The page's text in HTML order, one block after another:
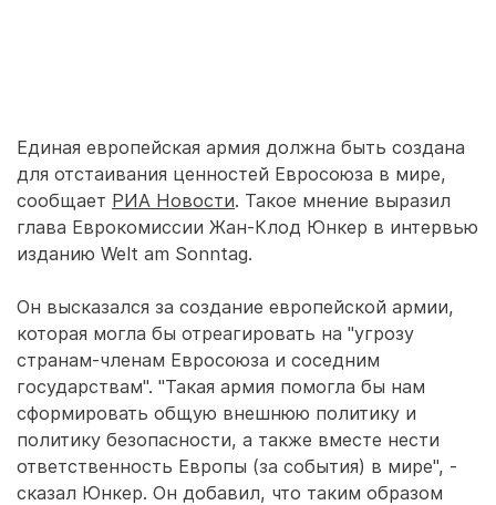
Единая европейская армия должна быть создана
для отстаивания ценностей Евросоюза в мире,
сообщает РИА Новости. Такое мнение выразил
глава Еврокомиссии Жан-Клод Юнкер в интервью
изданию Welt am Sonntag.
Он высказался за создание европейской армии,
которая могла бы отреагировать на "угрозу
странам-членам Евросоюза и соседним
государствам". "Такая армия помогла бы нам
сформировать общую внешнюю политику и
политику безопасности, а также вместе нести
ответственность Европы (за события) в мире", -
сказал Юнкер. Он добавил, что таким образом